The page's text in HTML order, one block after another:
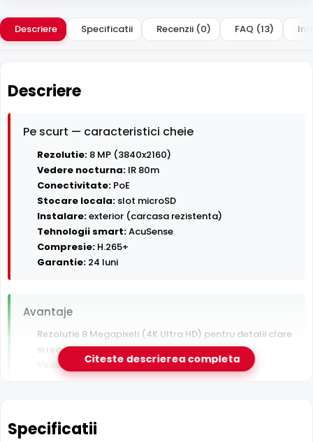
Descriere Specificatii Recenzii (0) FAQ (13)
Descriere
Pe scurt — caracteristici cheie
Rezolutie: 8 MP (3840x2160)
Vedere nocturna: IR 80m
Conectivitate: PoE
Stocare locala: slot microSD
Instalare:exterior (carcasa rezistenta)
Tehnologii smart:AcuSense
Compresie: H.265+
Garantie: 24 luni
Avantaje
Rezolutie 8 Megapixeli (4K Ultra HD) pentru detalii clare
si recunoastere persoane
Vedere nocturna in infrarosu pana la 80 m
Rezistenta la exterior — ploaie, praf si inghet
Detectie AI om/vehicul (AcuSense) — filtreaza
Citeste descrierea completa
Specificatii